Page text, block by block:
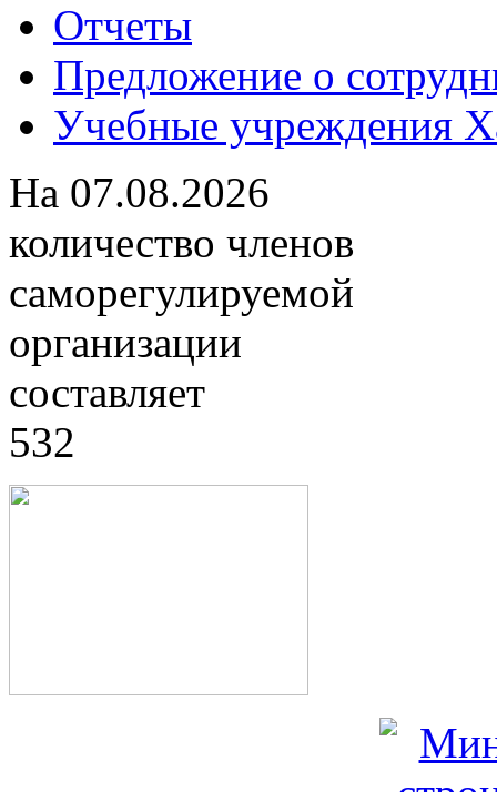
Отчеты
Предложение о
Учебные учреждения
На 07.08.2026
количество членов
саморегулируемой
организации
составляет
532